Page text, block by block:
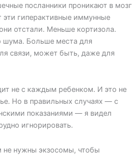
посланники проникают в мозг
эти гиперактивные иммунные
отстали. Меньше кортизола.
шума. Больше места для
связи, может быть, даже для
не с каждым ребенком. И это не
Но в правильных случаях — с
показаниями — я видел
игнорировать.
не нужны экзосомы, чтобы